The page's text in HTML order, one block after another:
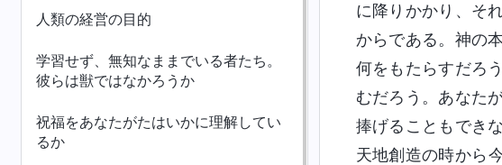
人類の経営の目的
学習せず、無知なままでいる者たち。
彼らは獣ではなかろうか
祝福をあなたがたはいかに理解してい
るか
に降りかかり、そ
からである。神の
何をもたらすだろ
むだろう。あなた
捧げることもでき
天地創造の時から